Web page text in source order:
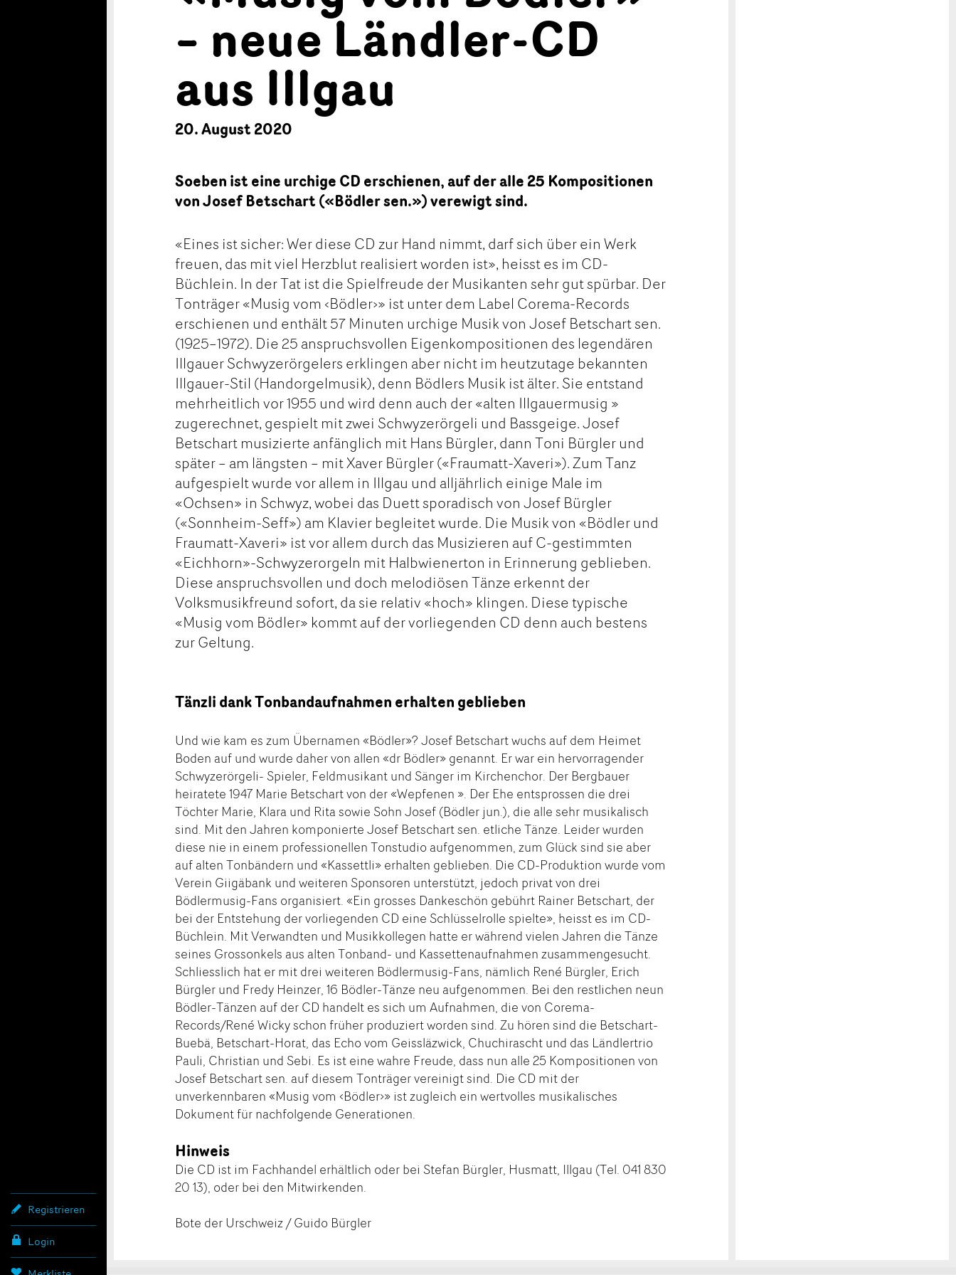
Registrieren
Login
– neue Ländler-CD
aus Illgau
20. August 2020
Soeben ist eine urchige CD erschienen, auf der alle 25 Kompositionen
von Josef Betschart («Bödler sen.») verewigt sind.
«Eines ist sicher: Wer diese CD zur Hand nimmt, darf sich über ein Werk
freuen, das mit viel Herzblut realisiert worden ist», heisst es im CD-
Büchlein. In der Tat ist die Spielfreude der Musikanten sehr gut spürbar. Der
Tonträger «Musig vom ‹Bödler›» ist unter dem Label Corema-Records
erschienen und enthält 57 Minuten urchige Musik von Josef Betschart sen.
(1925–1972). Die 25 anspruchsvollen Eigenkompositionen des legendären
Illgauer Schwyzerörgelers erklingen aber nicht im heutzutage bekannten
Illgauer-Stil (Handorgelmusik), denn Bödlers Musik ist älter. Sie entstand
mehrheitlich vor 1955 und wird denn auch der «alten Illgauermusig »
zugerechnet, gespielt mit zwei Schwyzerörgeli und Bassgeige. Josef
Betschart musizierte anfänglich mit Hans Bürgler, dann Toni Bürgler und
später – am längsten – mit Xaver Bürgler («Fraumatt-Xaveri»). Zum Tanz
aufgespielt wurde vor allem in Illgau und alljährlich einige Male im
«Ochsen» in Schwyz, wobei das Duett sporadisch von Josef Bürgler
(«Sonnheim-Seff») am Klavier begleitet wurde. Die Musik von «Bödler und
Fraumatt-Xaveri» ist vor allem durch das Musizieren auf C-gestimmten
«Eichhorn»-Schwyzerorgeln mit Halbwienerton in Erinnerung geblieben.
Diese anspruchsvollen und doch melodiösen Tänze erkennt der
Volksmusikfreund sofort, da sie relativ «hoch» klingen. Diese typische
«Musig vom Bödler» kommt auf der vorliegenden CD denn auch bestens
zur Geltung.
Tänzli dank Tonbandaufnahmen erhalten geblieben
Und wie kam es zum Übernamen «Bödler»? Josef Betschart wuchs auf dem Heimet
Boden auf und wurde daher von allen «dr Bödler» genannt. Er war ein hervorragender
Schwyzerörgeli- Spieler, Feldmusikant und Sänger im Kirchenchor. Der Bergbauer
heiratete 1947 Marie Betschart von der «Wepfenen ». Der Ehe entsprossen die drei
Töchter Marie, Klara und Rita sowie Sohn Josef (Bödler jun.), die alle sehr musikalisch
sind. Mit den Jahren komponierte Josef Betschart sen. etliche Tänze. Leider wurden
diese nie in einem professionellen Tonstudio aufgenommen, zum Glück sind sie aber
auf alten Tonbändern und «Kassettli» erhalten geblieben. Die CD-Produktion wurde vom
Verein Giigäbank und weiteren Sponsoren unterstützt, jedoch privat von drei
Bödlermusig-Fans organisiert. «Ein grosses Dankeschön gebührt Rainer Betschart, der
bei der Entstehung der vorliegenden CD eine Schlüsselrolle spielte», heisst es im CD-
Büchlein. Mit Verwandten und Musikkollegen hatte er während vielen Jahren die Tänze
seines Grossonkels aus alten Tonband- und Kassettenaufnahmen zusammengesucht.
Schliesslich hat er mit drei weiteren Bödlermusig-Fans, nämlich René Bürgler, Erich
Bürgler und Fredy Heinzer, 16 Bödler-Tänze neu aufgenommen. Bei den restlichen neun
Bödler-Tänzen auf der CD handelt es sich um Aufnahmen, die von Corema-
Records/René Wicky schon früher produziert worden sind. Zu hören sind die Betschart-
Buebä, Betschart-Horat, das Echo vom Geissläzwick, Chuchirascht und das Ländlertrio
Pauli, Christian und Sebi. Es ist eine wahre Freude, dass nun alle 25 Kompositionen von
Josef Betschart sen. auf diesem Tonträger vereinigt sind. Die CD mit der
unverkennbaren «Musig vom ‹Bödler›» ist zugleich ein wertvolles musikalisches
Dokument für nachfolgende Generationen.
Hinweis
Die CD ist im Fachhandel erhältlich oder bei Stefan Bürgler, Husmatt, Illgau (Tel. 041 830
20 13), oder bei den Mitwirkenden.
Bote der Urschweiz / Guido Bürgler